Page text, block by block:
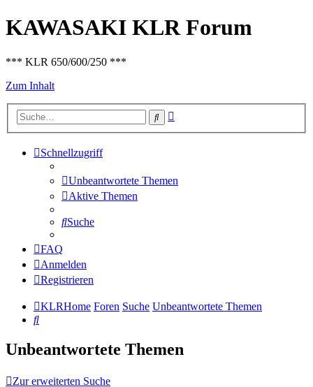
KAWASAKI KLR Forum
*** KLR 650/600/250 ***
Zum Inhalt
Suche
Schnellzugriff
Unbeantwortete Themen
Aktive Themen
Suche
FAQ
Anmelden
Registrieren
KLRHome Foren Suche Unbeantwortete Themen
Suche
Unbeantwortete Themen
Zur erweiterten Suche